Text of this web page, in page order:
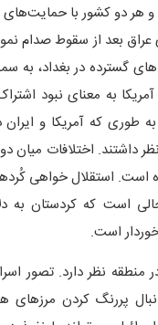
و هر دو کشور با
عراق بعد از سقوط صدام
گسترده در بغداد، به
به معنای نبود
طوری که آمریکا و
داشتند. اختلافات میان
است. استقلال خواهی
است که کردستان
است.
منطقه نظر دارد. تصور
پررنگ کردن